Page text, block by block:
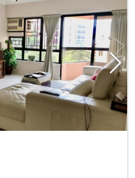
(852) 6063 9364聯絡香港
預約參觀西半山豪宅。
產的規模及網絡繼續拓展
超過1,000個辦公室
美元銷售額，銷售按年增長36%